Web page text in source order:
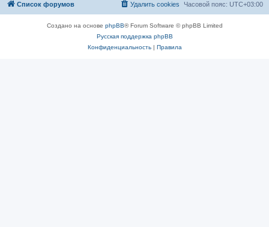
Список форумов Часовой пояс: UTC+03:00
Удалить cookies
Создано на основе phpBB® Forum Software © phpBB Limited
Русская поддержка phpBB
Конфиденциальность| Правила